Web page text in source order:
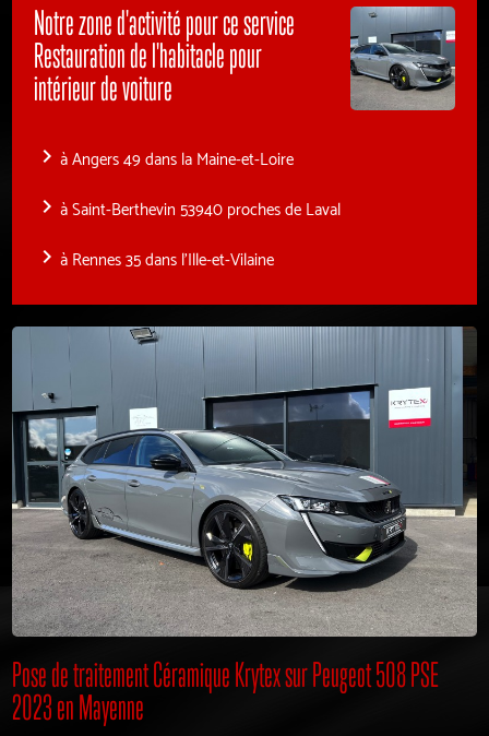
Notre zone d'activité pour ce service
Restauration de l'habitacle pour
intérieur de voiture
navigate_nextà Angers 49 dans la Maine-et-Loire
navigate_nextà Saint-Berthevin 53940 proches de Laval
navigate_nextà Rennes 35 dans l'Ille-et-Vilaine
Pose de traitement Céramique Krytex sur Peugeot 508 PSE
2023 en Mayenne